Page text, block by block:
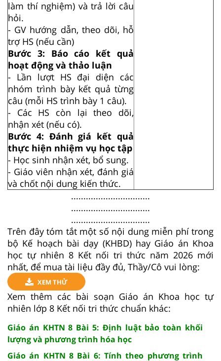
làm thí nghiệm) và trả lời câu
hỏi.
- GV hướng dẫn, theo dõi, hỗ
trợ HS (nếu cần)
Bước 3: Báo cáo kết quả
hoạt động và thảo luận
- Lần lượt HS đại diện các
nhóm trình bày kết quả từng
câu (mỗi HS trình bày 1 câu).
- Các HS còn lại theo dõi,
nhận xét (nếu có).
Bước 4: Đánh giá kết quả
thực hiện nhiệm vụ học tập
- Học sinh nhận xét, bổ sung.
- Giáo viên nhận xét, đánh giá
và chốt nội dung kiến thức.
................................
................................
................................
Trên đây tóm tắt một số nội dung miễn phí trong
bộ Kế hoạch bài dạy (KHBD) hay Giáo án Khoa
học tự nhiên 8 Kết nối tri thức năm 2026 mới
nhất, để mua tài liệu đầy đủ, Thầy/Cô vui lòng:
XEM THỬ
Xem thêm các bài soạn Giáo án Khoa học tự
nhiên lớp 8 Kết nối tri thức chuẩn khác:
Giáo án KHTN 8 Bài 5: Định luật bảo toàn khối
lượng và phương trình hóa học
Giáo án KHTN 8 Bài 6: Tính theo phương trình